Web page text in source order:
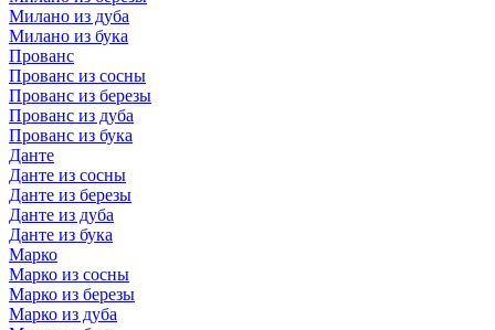
Милано из дуба
Милано из бука
Прованс
Прованс из сосны
Прованс из березы
Прованс из дуба
Прованс из бука
Данте
Данте из сосны
Данте из березы
Данте из дуба
Данте из бука
Марко
Марко из сосны
Марко из березы
Марко из дуба